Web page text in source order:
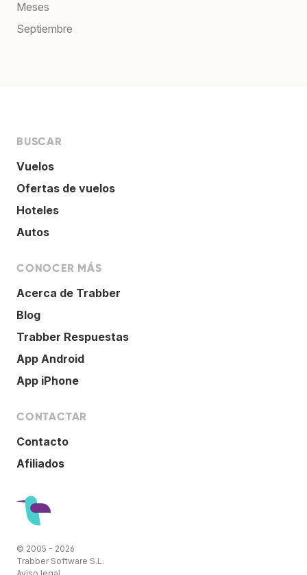
Meses
Septiembre
BUSCAR
Vuelos
Ofertas de vuelos
Hoteles
Autos
CONOCER MÁS
Acerca de Trabber
Blog
Trabber Respuestas
App Android
App iPhone
CONTACTAR
Contacto
Afiliados
© 2005 - 2026
Trabber Software S.L.